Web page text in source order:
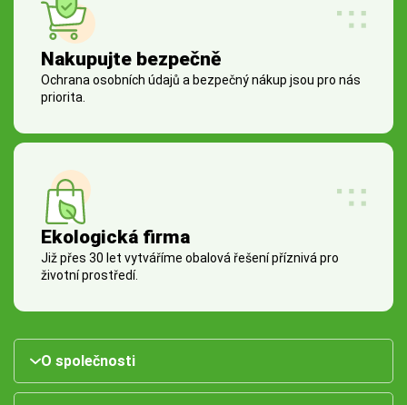
Nakupujte bezpečně
Ochrana osobních údajů a bezpečný nákup jsou pro nás
priorita.
Ekologická firma
Již přes 30 let vytváříme obalová řešení příznivá pro
životní prostředí.
O společnosti